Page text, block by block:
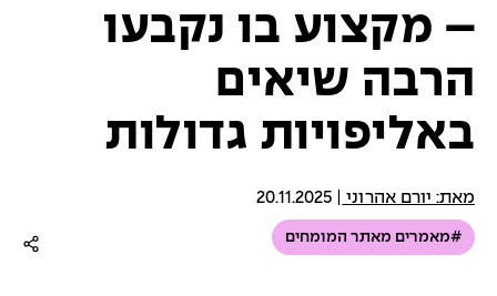
י
פ
– מקצוע בו נקבעו
הרבה שיאים
באליפויות גדולות
מאת: יורם אהרוני 20.11.2025
#מאמרים מאתר המומחים